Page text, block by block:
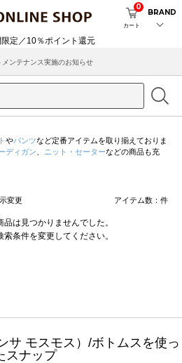
カート
0
BRAND
ンテナンス実施のお知らせ
やパンツなど定番アイテムを取り揃えておりま
ディガン ニット・セーターなどの商品も充
変更 アイテム数： 件
は見つかりませんでした。
条件を変更してください。
サ モスモス）/ボトムスを使っ
スナップ